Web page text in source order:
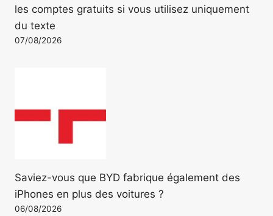
les comptes gratuits si vous utilisez uniquement
du texte
07/08/2026
Saviez-vous que BYD fabrique également des
iPhones en plus des voitures ?
06/08/2026